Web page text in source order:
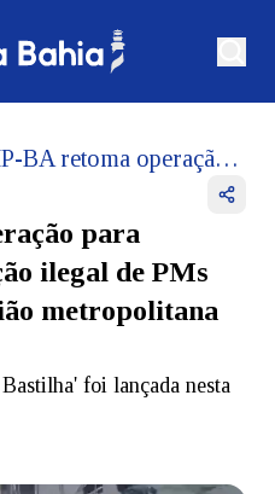
MP-BA retoma operação para impedir comunicação ilegal de PMs custodiados na região metropolitana de Salvador
para
ilegal de PMs
metropolitana
foi lançada nesta